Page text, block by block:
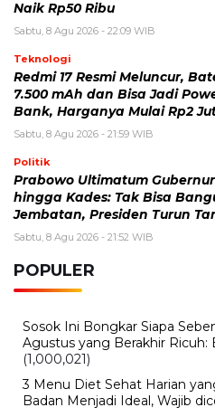
Naik Rp50 Ribu
Sabtu, 8 Agu 2026 - 22:09 WIB
Teknologi
Redmi 17 Resmi Meluncur,
7.500 mAh dan Bisa Jadi
Bank, Harganya Mulai Rp2
Sabtu, 8 Agu 2026 - 21:59 WIB
Politik
Prabowo Ultimatum Gubernur
hingga Kades: Tak Bisa
Jembatan, Presiden Turun
Sabtu, 8 Agu 2026 - 21:52 WIB
POPULER
Sosok Ini Bongkar Siapa
Agustus yang Berakhir Ricuh:
(1,000,021)
3 Menu Diet Sehat Harian
Badan Menjadi Ideal, Wajib